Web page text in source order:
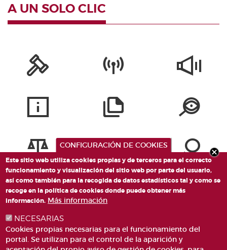
A UN SOLO CLIC
CONFIGURACIÓN DE COOKIES
Este sitio web utiliza cookies propias y de terceros para el correcto
funcionamiento y visualización del sitio web por parte del usuario,
así como también para la recogida de datos estadísticos tal y como se
recoge en la política de cookies donde puede obtener más
información. Más información
NECESARIAS
Cookies propias necesarias para el funcionamiento del
portal. Se utilizan para el control de la aparición y